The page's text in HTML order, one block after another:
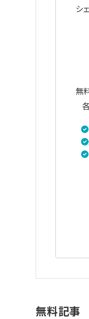
シ
無
無料記事